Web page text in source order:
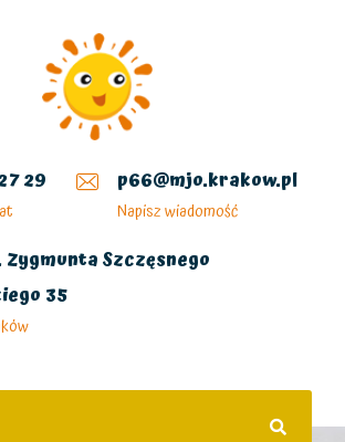
29 p66@mjo.krakow.pl
Napisz wiadomość
Zygmunta Szczęsnego
35